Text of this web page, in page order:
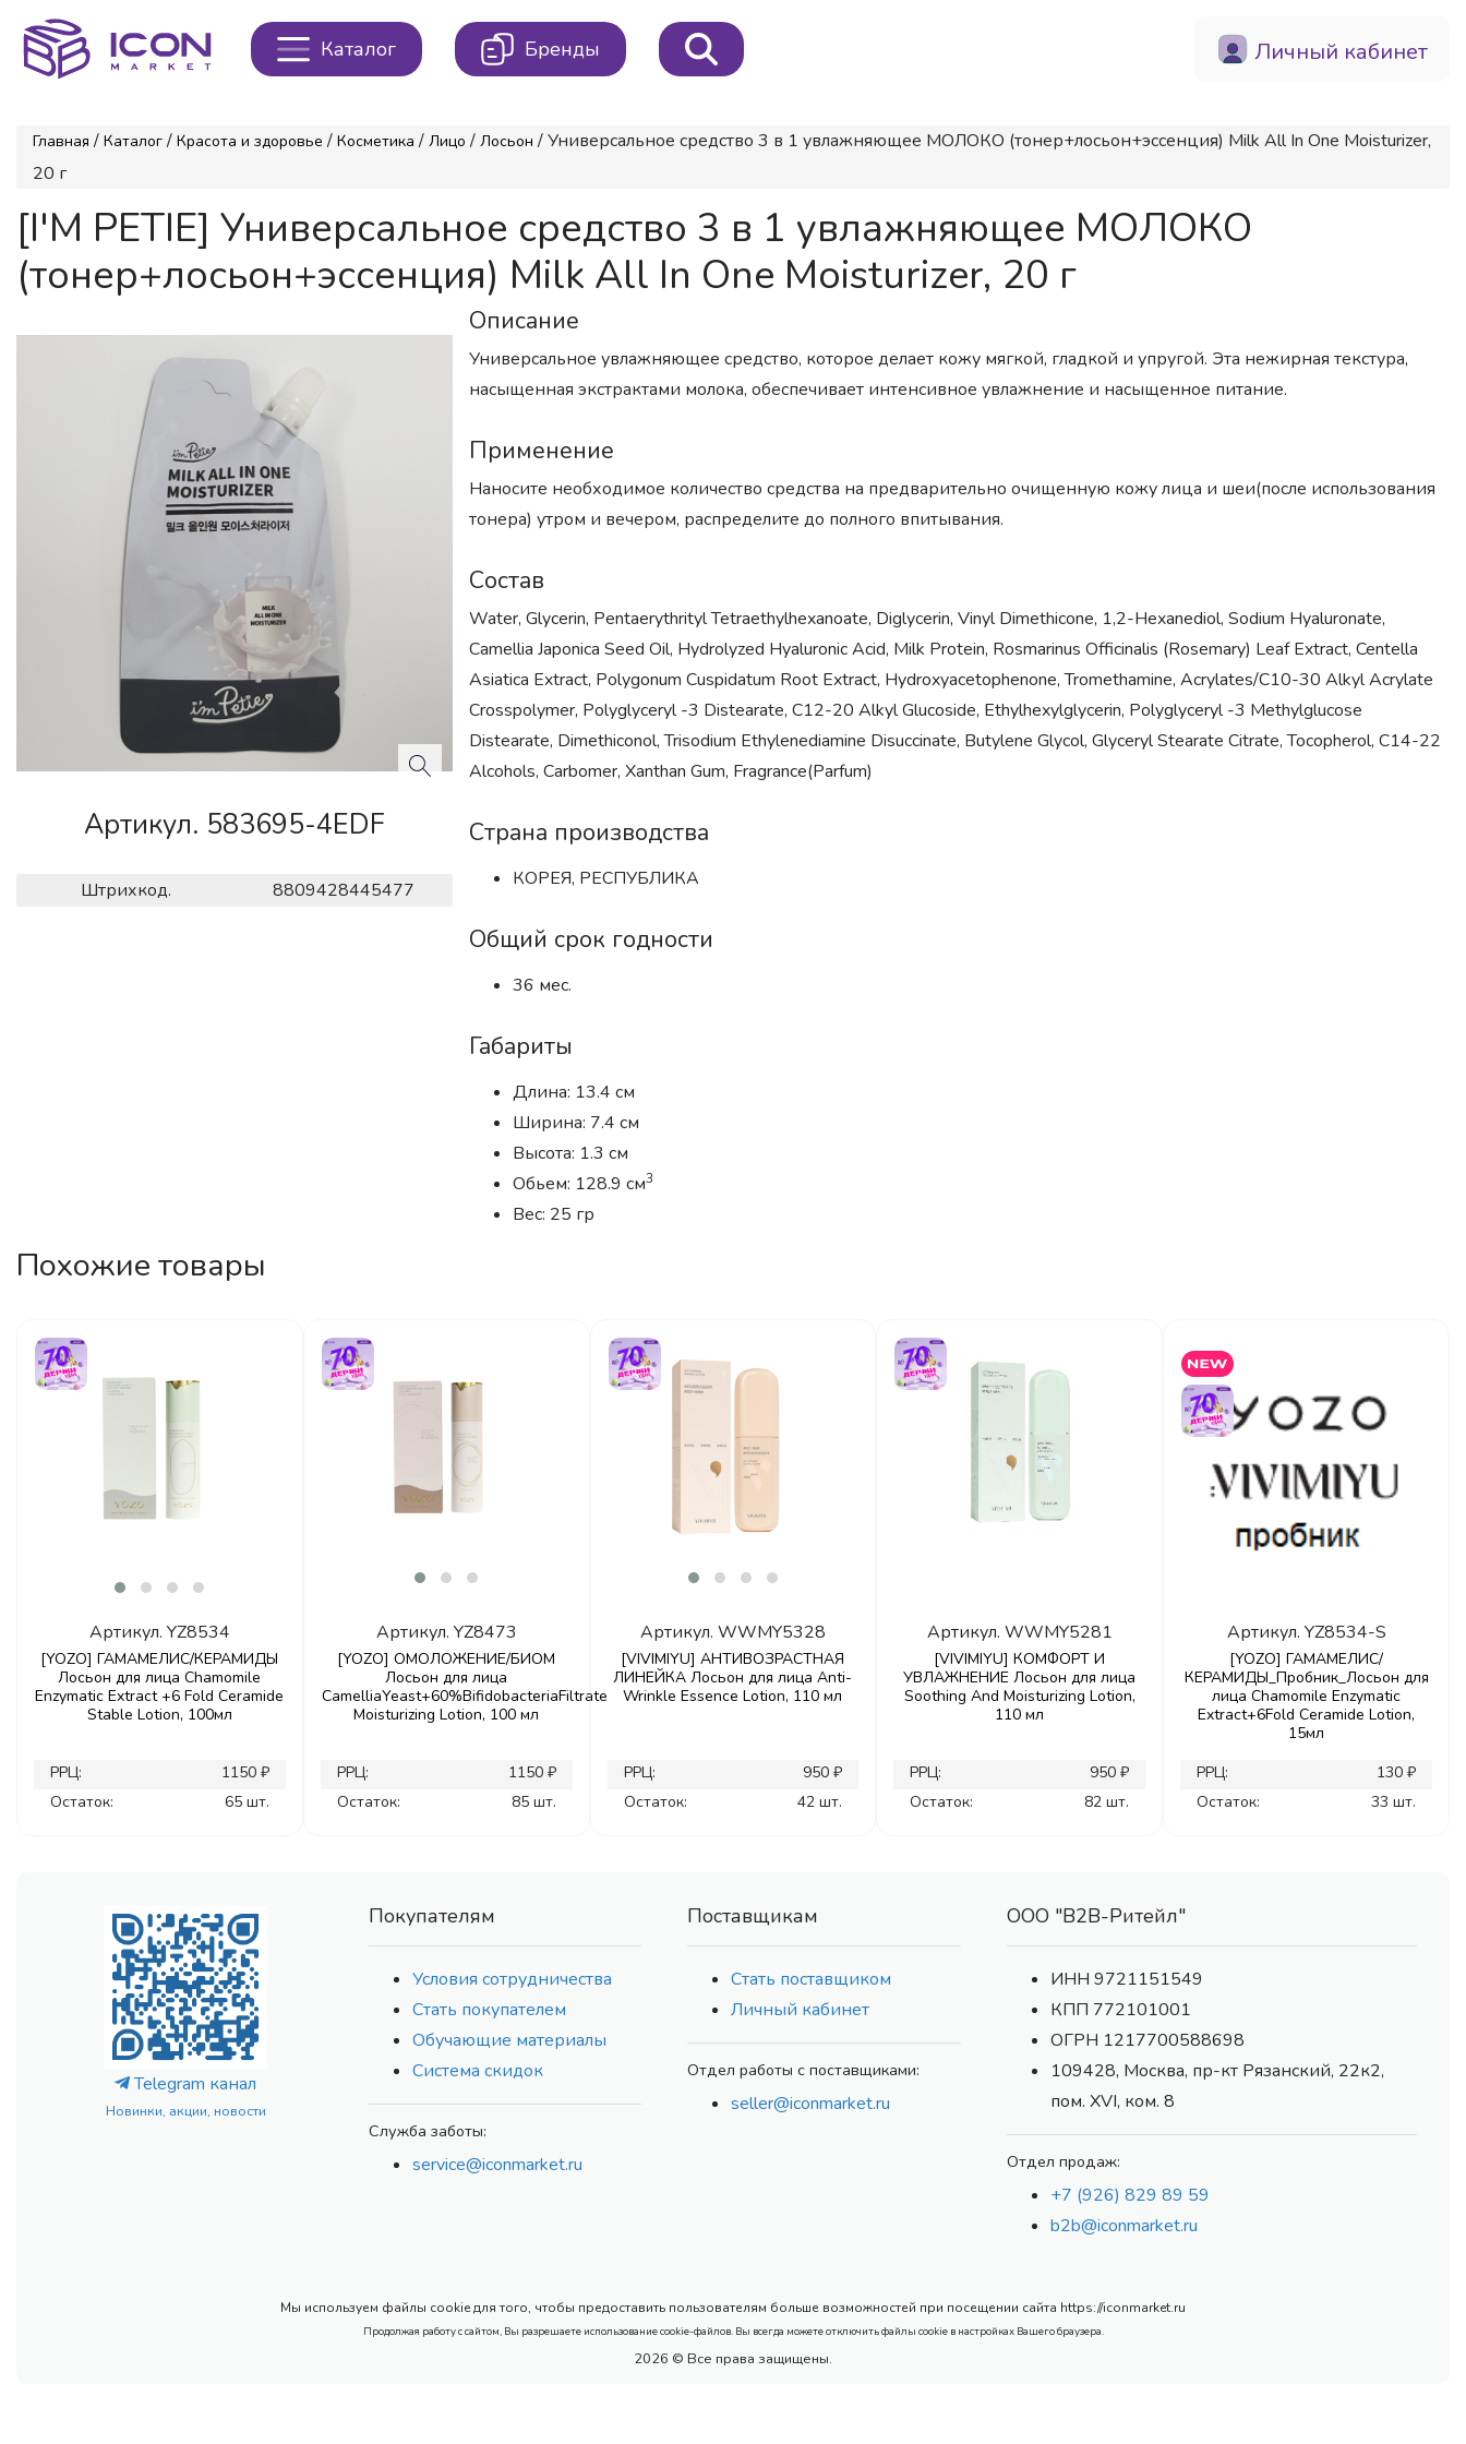
Каталог Бренды Личный кабинет
Главная / Каталог / Красота и здоровье / Косметика / Лицо / Лосьон / Универсальное средство 3 в 1 увлажняющее МОЛОКО (тонер+лосьон+эссенция) Milk All In One Moisturizer,
20 г
[I'M PETIE] Универсальное средство 3 в 1 увлажняющее МОЛОКО
(тонер+лосьон+эссенция) Milk All In One Moisturizer, 20 г
Артикул. 583695-4EDF
Штрихкод. 8809428445477
Описание
Универсальное увлажняющее средство, которое делает кожу мягкой, гладкой и упругой. Эта нежирная текстура,
насыщенная экстрактами молока, обеспечивает интенсивное увлажнение и насыщенное питание.
Применение
Наносите необходимое количество средства на предварительно очищенную кожу лица и шеи(после использования
тонера) утром и вечером, распределите до полного впитывания.
Состав
Water, Glycerin, Pentaerythrityl Tetraethylhexanoate, Diglycerin, Vinyl Dimethicone, 1,2-Hexanediol, Sodium Hyaluronate,
Camellia Japonica Seed Oil, Hydrolyzed Hyaluronic Acid, Milk Protein, Rosmarinus Officinalis (Rosemary) Leaf Extract, Centella
Asiatica Extract, Polygonum Cuspidatum Root Extract, Hydroxyacetophenone, Tromethamine, Acrylates/C10-30 Alkyl Acrylate
Crosspolymer, Polyglyceryl -3 Distearate, C12-20 Alkyl Glucoside, Ethylhexylglycerin, Polyglyceryl -3 Methylglucose
Distearate, Dimethiconol, Trisodium Ethylenediamine Disuccinate, Butylene Glycol, Glyceryl Stearate Citrate, Tocopherol, C14-22
Alcohols, Carbomer, Xanthan Gum, Fragrance(Parfum)
Страна производства
КОРЕЯ, РЕСПУБЛИКА
Общий срок годности
36 мес.
Габариты
Длина: 13.4 см
Ширина: 7.4 см
Высота: 1.3 см
Обьем: 128.9 см3
Вес: 25 гр
Похожие товары
Артикул. YZ8534
[YOZO] ГАМАМЕЛИС/КЕРАМИДЫ
Лосьон для лица Chamomile
Enzymatic Extract +6 Fold Ceramide
Stable Lotion, 100мл
РРЦ:
1150 ₽
Остаток:
65 шт.
Артикул. YZ8473
[YOZO] ОМОЛОЖЕНИЕ/БИОМ
Лосьон для лица
CamelliaYeast+60%BifidobacteriaFiltrate
Moisturizing Lotion, 100 мл
РРЦ:
1150 ₽
Остаток:
85 шт.
Артикул. WWMY5328
[VIVIMIYU] АНТИВОЗРАСТНАЯ
ЛИНЕЙКА Лосьон для лица Anti-
Wrinkle Essence Lotion, 110 мл
РРЦ:
950 ₽
Остаток:
42 шт.
Артикул. WWMY5281
[VIVIMIYU] КОМФОРТ И
УВЛАЖНЕНИЕ Лосьон для лица
Soothing And Moisturizing Lotion,
110 мл
РРЦ:
950 ₽
Остаток:
82 шт.
Артикул. YZ8534-S
[YOZO] ГАМАМЕЛИС/
КЕРАМИДЫ_Пробник_Лосьон для
лица Chamomile Enzymatic
Extract+6Fold Ceramide Lotion,
15мл
РРЦ:
130 ₽
Остаток:
33 шт.
Telegram канал
Новинки, акции, новости
Покупателям
Условия сотрудничества
Стать покупателем
Обучающие материалы
Система скидок
Служба заботы:
service@iconmarket.ru
Поставщикам
Стать поставщиком
Личный кабинет
Отдел работы с поставщиками:
seller@iconmarket.ru
ООО "В2В-Ритейл"
ИНН 9721151549
КПП 772101001
ОГРН 1217700588698
109428, Москва, пр-кт Рязанский, 22к2,
пом. XVI, ком. 8
Отдел продаж:
+7 (926) 829 89 59
b2b@iconmarket.ru
Мы используем файлы cookie для того, чтобы предоставить пользователям больше возможностей при посещении сайта https://iconmarket.ru
Продолжая работу с сайтом, Вы разрешаете использование cookie-файлов. Вы всегда можете отключить файлы cookie в настройках Вашего браузера.
2026 © Все права защищены.